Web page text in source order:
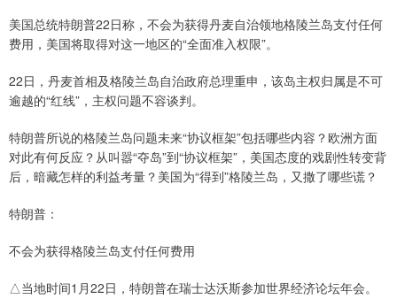
美国总统特朗普22日称，不会为获得丹麦自治领地格陵兰岛支付任何
费用，美国将取得对这一地区的“全面准入权限”。
22日，丹麦首相及格陵兰岛自治政府总理重申，该岛主权归属是不可
逾越的“红线”，主权问题不容谈判。
特朗普所说的格陵兰岛问题未来“协议框架”包括哪些内容？欧洲方面
对此有何反应？从叫嚣“夺岛”到“协议框架”，美国态度的戏剧性转变背
后，暗藏怎样的利益考量？美国为“得到”格陵兰岛，又撒了哪些谎？
特朗普：
不会为获得格陵兰岛支付任何费用
△当地时间1月22日，特朗普在瑞士达沃斯参加世界经济论坛年会。